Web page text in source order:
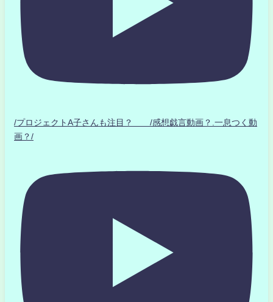
/プロジェクトA子さんも注目？ /感想戯言動画？.一息つく動
画？/